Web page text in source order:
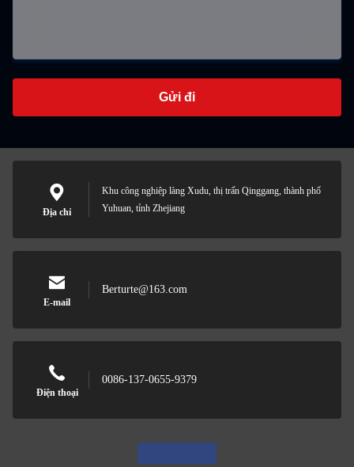
Gửi đi
Địa chỉ
Khu công nghiệp làng Xudu, thị trấn Qinggang, thành phố
Yuhuan, tỉnh Zhejiang
E-mail
Berturte@163.com
Điện thoại
0086-137-0655-9379